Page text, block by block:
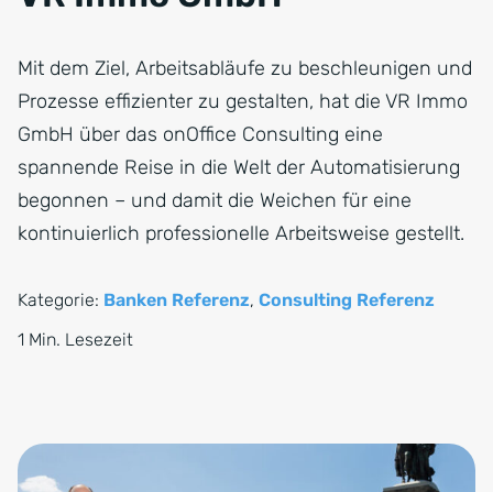
Mit dem Ziel, Arbeitsabläufe zu beschleunigen und
Prozesse effizienter zu gestalten, hat die VR Immo
GmbH über das onOffice Consulting eine
spannende Reise in die Welt der Automatisierung
begonnen – und damit die Weichen für eine
kontinuierlich professionelle Arbeitsweise gestellt.
Kategorie: Banken Referenz, Consulting Referenz
1 Min. Lesezeit